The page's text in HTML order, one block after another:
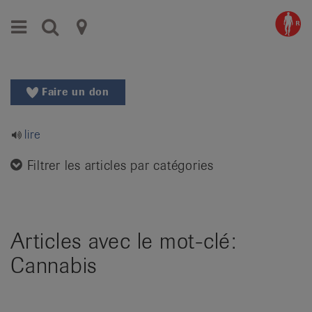
vers
au
Aller
recherche
de
langue:
de
Faire un don
lire
Filtrer les articles par catégories
Articles avec le mot-clé:
Cannabis
Menu Recherche
Ligues
contre
le
de
patients